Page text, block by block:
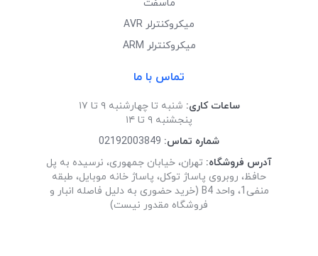
ماسفت
میکروکنترلر AVR
میکروکنترلر ARM
تماس با ما
ساعات کاری: شنبه تا چهارشنبه ۹ تا ۱۷
پنجشنبه ۹ تا ۱۴
شماره تماس: 02192003849
آدرس فروشگاه: تهران، خیابان جمهوری، نرسیده به پل
حافظ، روبروی پاساژ توکل، پاساژ خانه موبایل، طبقه
منفی1، واحد B4 (خرید حضوری به دلیل فاصله انبار و
فروشگاه مقدور نیست)